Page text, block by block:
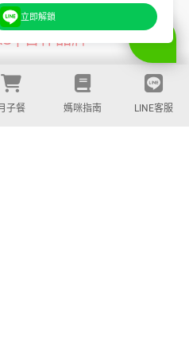
| 合作品牌
子餐 媽咪指南 LINE客服
立即解鎖